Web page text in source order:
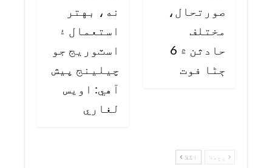
صورتحال،
مختلف
حادثن ۾ 6
ڄڻا فوت
نه، بهتر
استعمال ۽
اسٽوريج جو
چيلينج پيش
آهي: اويس
لغاري
پچھلا اگلا